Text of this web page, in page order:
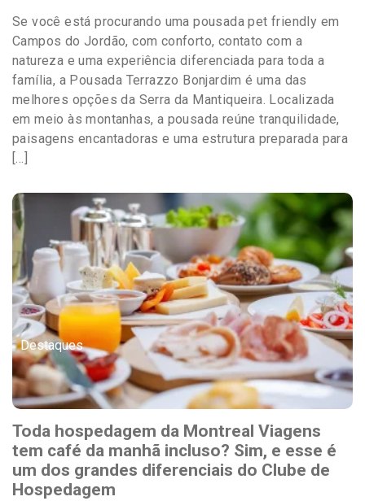
Se você está procurando uma pousada pet friendly em
Campos do Jordão, com conforto, contato com a
natureza e uma experiência diferenciada para toda a
família, a Pousada Terrazzo Bonjardim é uma das
melhores opções da Serra da Mantiqueira. Localizada
em meio às montanhas, a pousada reúne tranquilidade,
paisagens encantadoras e uma estrutura preparada para
[…]
Destaques
Toda hospedagem da Montreal Viagens
tem café da manhã incluso? Sim, e esse é
um dos grandes diferenciais do Clube de
Hospedagem